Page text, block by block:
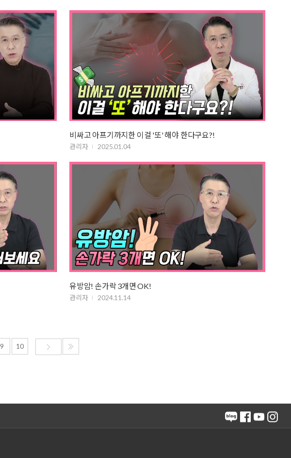
비싸고 아프기까지한 이걸 '또' 해야 한다구요?!
관리자 2025.01.04
유방암! 손가락 3개면 OK!
관리자 2024.11.14
9 10